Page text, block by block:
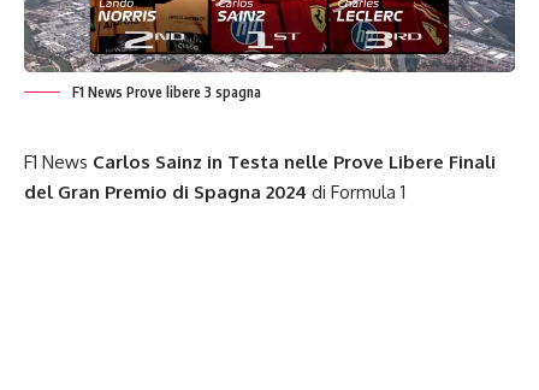
F1 News Prove libere 3 spagna
F1 News Carlos Sainz in Testa nelle Prove Libere Finali
del Gran Premio di Spagna 2024 di Formula 1